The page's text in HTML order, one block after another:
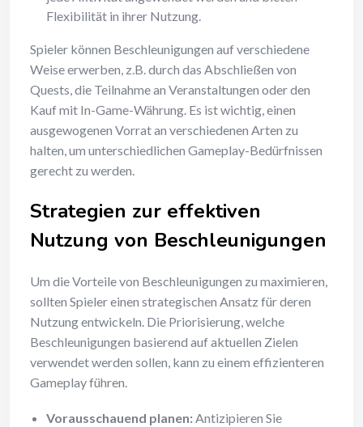
Flexibilität in ihrer Nutzung.
Spieler können Beschleunigungen auf verschiedene
Weise erwerben, z.B. durch das Abschließen von
Quests, die Teilnahme an Veranstaltungen oder den
Kauf mit In-Game-Währung. Es ist wichtig, einen
ausgewogenen Vorrat an verschiedenen Arten zu
halten, um unterschiedlichen Gameplay-Bedürfnissen
gerecht zu werden.
Strategien zur effektiven
Nutzung von Beschleunigungen
Um die Vorteile von Beschleunigungen zu maximieren,
sollten Spieler einen strategischen Ansatz für deren
Nutzung entwickeln. Die Priorisierung, welche
Beschleunigungen basierend auf aktuellen Zielen
verwendet werden sollen, kann zu einem effizienteren
Gameplay führen.
Vorausschauend planen:Antizipieren Sie